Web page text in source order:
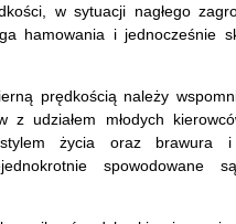
w sytuacji nagłego
hamowania i jednocześnie
prędkością należy
z udziałem młodych
życia oraz brawura i